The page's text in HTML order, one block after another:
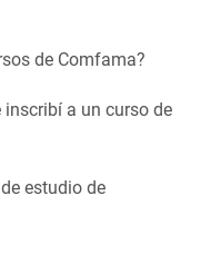
de Comfama?
a un curso de
estudio de